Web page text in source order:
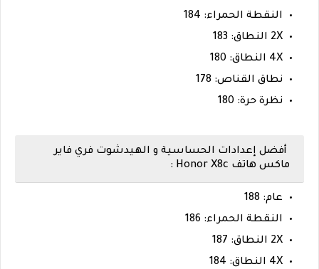
النقطة الحمراء: 184
2X النطاق: 183
4X النطاق: 180
نطاق القناص: 178
نظرة حرة: 180
أفضل إعدادات الحساسية و الهيدشوت فري فاير
ماكس هاتف Honor X8c :
عام: 188
النقطة الحمراء: 186
2X النطاق: 187
4X النطاق: 184